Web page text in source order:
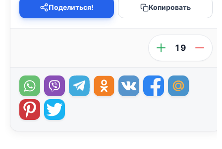
Поделиться! Копировать
19